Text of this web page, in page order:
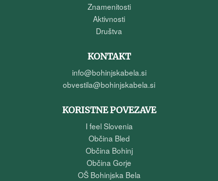
Znamenitosti
Aktivnosti
Društva
KONTAKT
info@bohinjskabela.si
obvestila@bohinjskabela.si
KORISTNE POVEZAVE
I feel Slovenia
Občina Bled
Občina Bohinj
Občina Gorje
OŠ Bohinjska Bela